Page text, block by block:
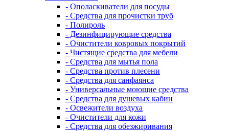
- Ополаскиватели для посуды
- Средства для прочистки труб
- Полироль
- Дезинфицирующие средства
- Очистители ковровых покрытий
- Чистящие средства для мебели
- Средства для мытья пола
- Средства против плесени
- Средства для санфаянса
- Универсальные моющие средства
- Средства для душевых кабин
- Освежители воздуха
- Очистители для кожи
- Средства для обезжиривания